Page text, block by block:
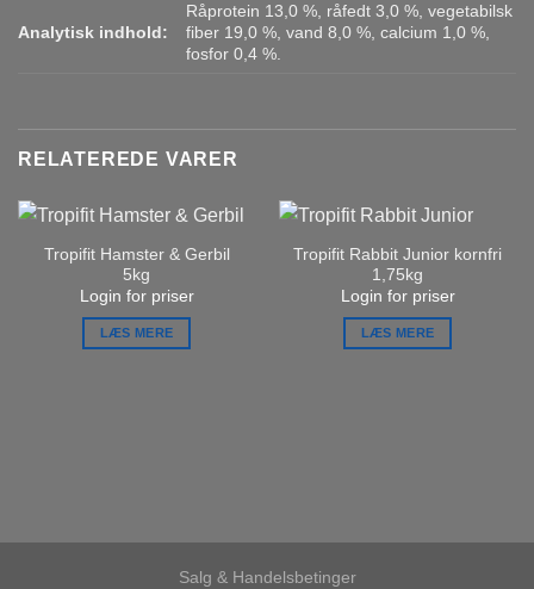
Analytisk indhold:
Råprotein 13,0 %, råfedt 3,0 %, vegetabilsk
fiber 19,0 %, vand 8,0 %, calcium 1,0 %,
fosfor 0,4 %.
RELATEREDE VARER
Tropifit Hamster & Gerbil
5kg
Login for priser
LÆS MERE
Tropifit Rabbit Junior kornfri
1,75kg
Login for priser
LÆS MERE
Salg & Handelsbetinger